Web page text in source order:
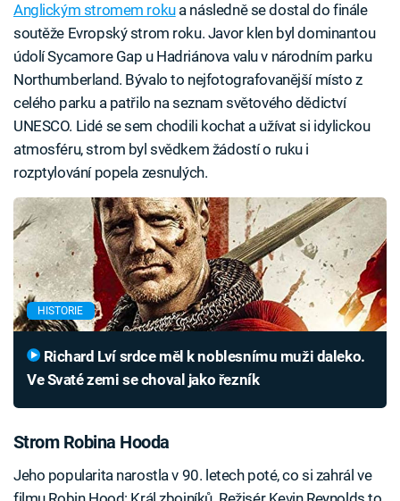
Anglickým stromem rokua následně se dostal do finále
soutěže Evropský strom roku. Javor klen byl dominantou
údolí Sycamore Gap u Hadriánova valu v národním parku
Northumberland. Bývalo to nejfotografovanější místo z
celého parku a patřilo na seznam světového dědictví
UNESCO. Lidé se sem chodili kochat a užívat si idylickou
atmosféru, strom byl svědkem žádostí o ruku i
rozptylování popela zesnulých.
HISTORIE
Ve Svaté zemi se choval jako řezník
Strom Robina Hooda
Jeho popularita narostla v 90. letech poté, co si zahrál ve